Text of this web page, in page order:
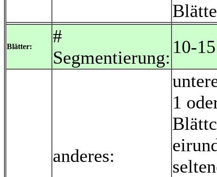
Blätter:
#
Segmentierung:
10-15
anderes:
1